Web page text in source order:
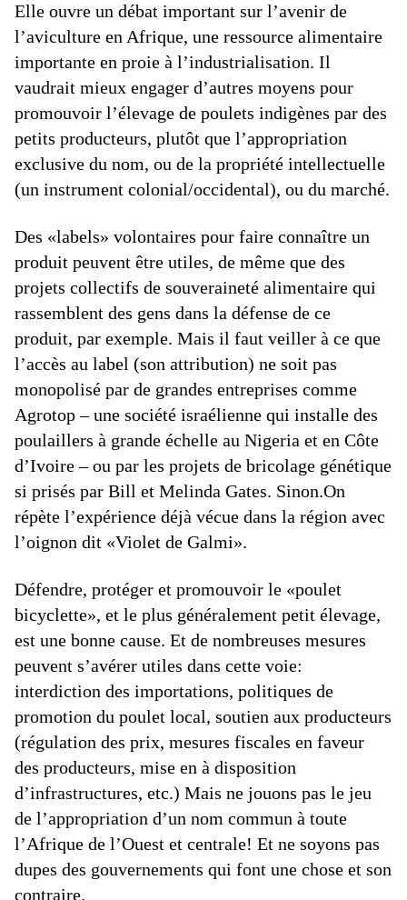
Elle ouvre un débat important sur l’avenir de
l’aviculture en Afrique, une ressource alimentaire
importante en proie à l’industrialisation. Il
vaudrait mieux engager d’autres moyens pour
promouvoir l’élevage de poulets indigènes par des
petits producteurs, plutôt que l’appropriation
exclusive du nom, ou de la propriété intellectuelle
(un instrument colonial/occidental), ou du marché.
Des «labels» volontaires pour faire connaître un
produit peuvent être utiles, de même que des
projets collectifs de souveraineté alimentaire qui
rassemblent des gens dans la défense de ce
produit, par exemple. Mais il faut veiller à ce que
l’accès au label (son attribution) ne soit pas
monopolisé par de grandes entreprises comme
Agrotop – une société israélienne qui installe des
poulaillers à grande échelle au Nigeria et en Côte
d’Ivoire – ou par les projets de bricolage génétique
si prisés par Bill et Melinda Gates. Sinon.On
répète l’expérience déjà vécue dans la région avec
l’oignon dit «Violet de Galmi».
Défendre, protéger et promouvoir le «poulet
bicyclette», et le plus généralement petit élevage,
est une bonne cause. Et de nombreuses mesures
peuvent s’avérer utiles dans cette voie:
interdiction des importations, politiques de
promotion du poulet local, soutien aux producteurs
(régulation des prix, mesures fiscales en faveur
des producteurs, mise en à disposition
d’infrastructures, etc.) Mais ne jouons pas le jeu
de l’appropriation d’un nom commun à toute
l’Afrique de l’Ouest et centrale! Et ne soyons pas
dupes des gouvernements qui font une chose et son
contraire.